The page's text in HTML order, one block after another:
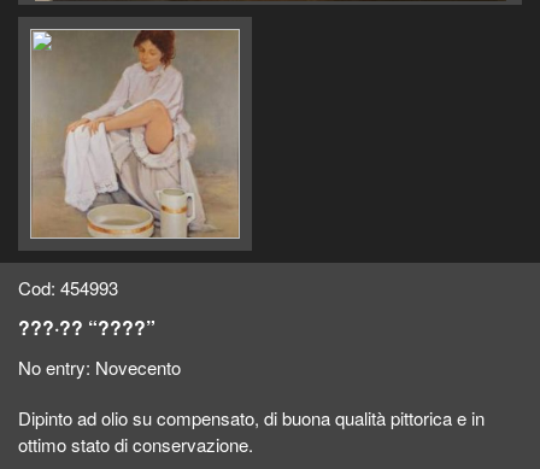
Cod: 454993
???·?? “????”
No entry: Novecento
Dipinto ad olio su compensato, di buona qualità pittorica e in
ottimo stato di conservazione.